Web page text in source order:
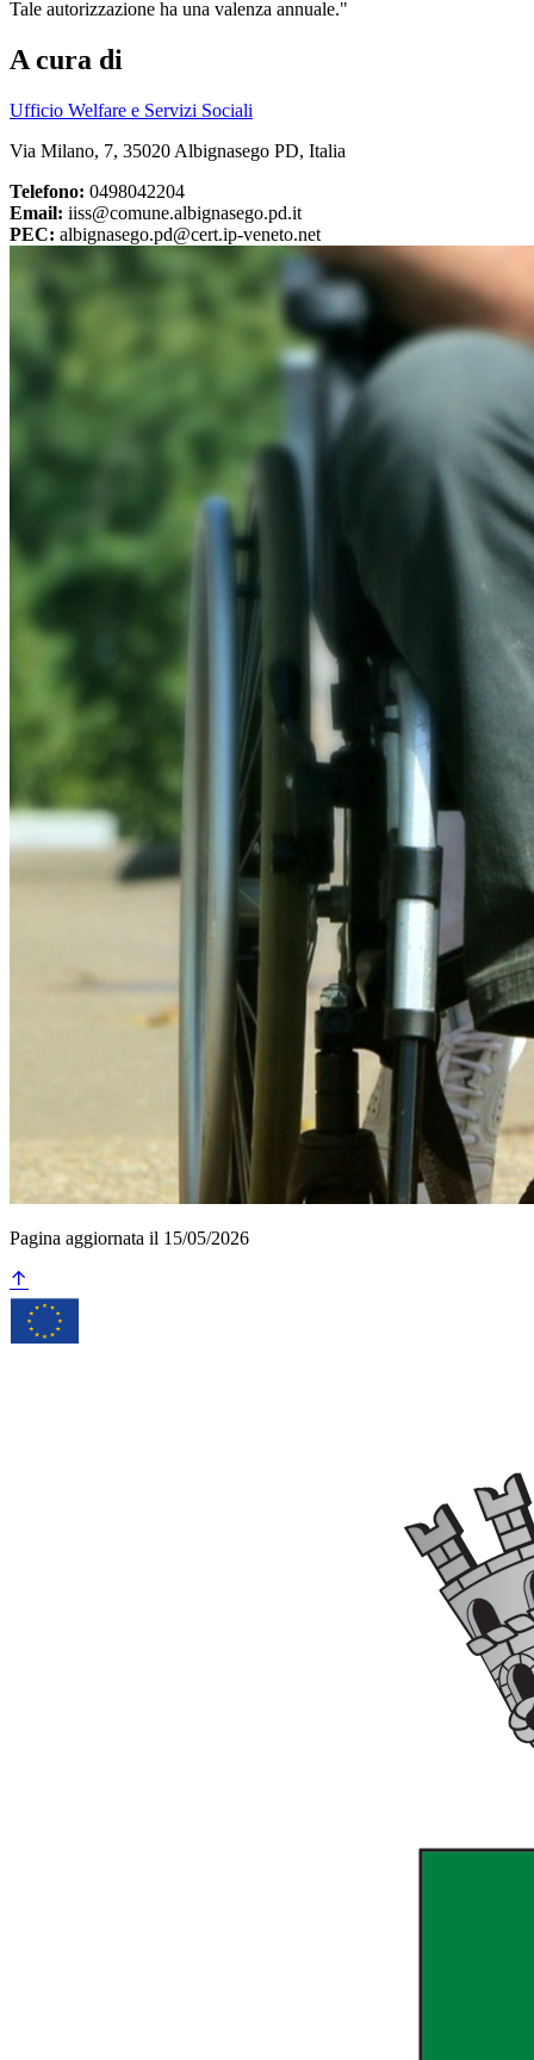
Tale autorizzazione ha una valenza annuale."
A cura di
Ufficio Welfare e Servizi Sociali
Via Milano, 7, 35020 Albignasego PD, Italia
Telefono: 0498042204
Email: iiss@comune.albignasego.pd.it
PEC: albignasego.pd@cert.ip-veneto.net
Pagina aggiornata il 15/05/2026